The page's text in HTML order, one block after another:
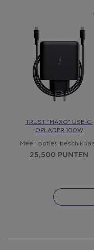
TRUST "MAXO" USB-C-
OPLADER 100W
Meer opties
25,500 PUNTEN